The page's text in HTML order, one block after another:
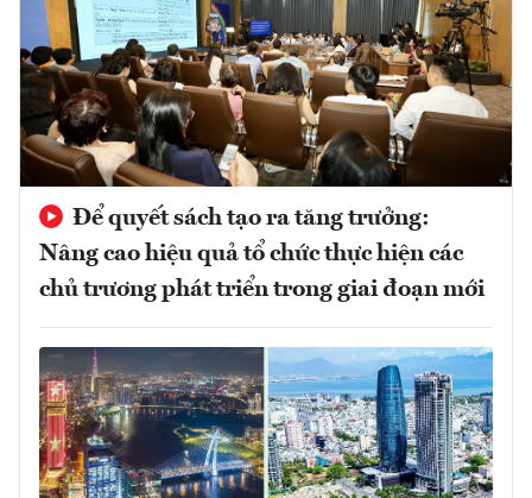
Để quyết sách tạo ra tăng trưởng:
Nâng cao hiệu quả tổ chức thực hiện các
chủ trương phát triển trong giai đoạn mới